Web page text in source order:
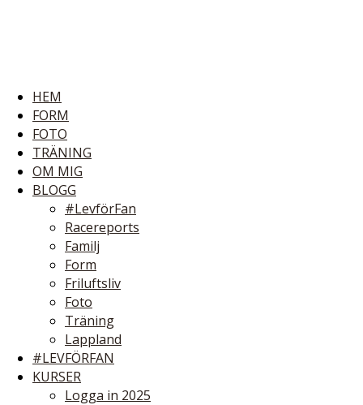
HEM
FORM
FOTO
TRÄNING
OM MIG
BLOGG
#LevförFan
Racereports
Familj
Form
Friluftsliv
Foto
Träning
Lappland
#LEVFÖRFAN
KURSER
Logga in 2025